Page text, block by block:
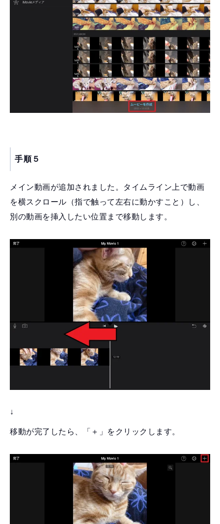
手順５
メイン動画が追加されました。タイムライン上で動画
を横スクロール（指で触って左右に動かすこと）し、
別の動画を挿入したい位置まで移動します。
↓
移動が完了したら、「＋」をクリックします。